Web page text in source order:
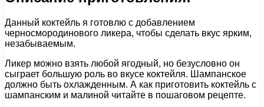
Данный коктейль я готовлю с добавлением
черносмородинового ликера, чтобы сделать вкус ярким,
незабываемым.
Ликер можно взять любой ягодный, но безусловно он
сыграет большую роль во вкусе коктейля. Шампанское
должно быть охлажденным. А как приготовить коктейль с
шампанским и малиной читайте в пошаговом рецепте.